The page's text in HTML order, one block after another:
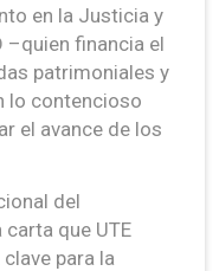
en la Justicia y
–quien financia el
patrimoniales y
lo contencioso
el avance de los
del
que UTE
para la